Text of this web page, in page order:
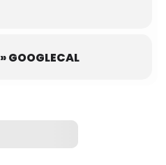
» GOOGLECAL